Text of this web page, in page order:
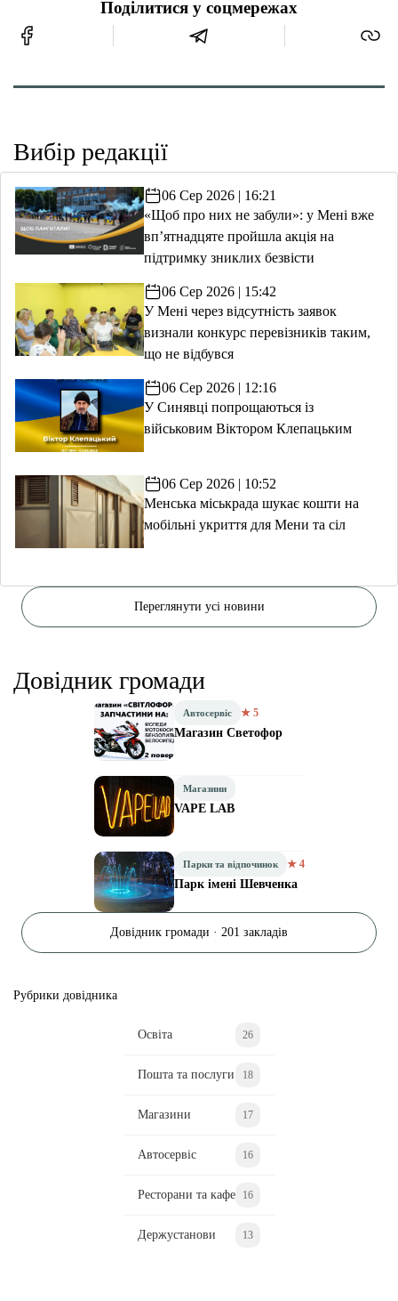
Поділитися у соцмережах
Вибір редакції
06 Сер 2026 | 16:21
«Щоб про них не забули»: у Мені вже
вп’ятнадцяте пройшла акція на
підтримку зниклих безвісти
06 Сер 2026 | 15:42
У Мені через відсутність заявок
визнали конкурс перевізників таким,
що не відбувся
06 Сер 2026 | 12:16
У Синявці попрощаються із
військовим Віктором Клепацьким
06 Сер 2026 | 10:52
Менська міськрада шукає кошти на
мобільні укриття для Мени та сіл
Переглянути усі новини
Довідник громади
Автосервіс ★ 5
Магазин Светофор
Магазини
VAPE LAB
Парки та відпочинок ★ 4
Парк імені Шевченка
Довідник громади · 201 закладів
Рубрики довідника
Освіта 26
Пошта та послуги 18
Магазини 17
Автосервіс 16
Ресторани та кафе 16
Держустанови 13